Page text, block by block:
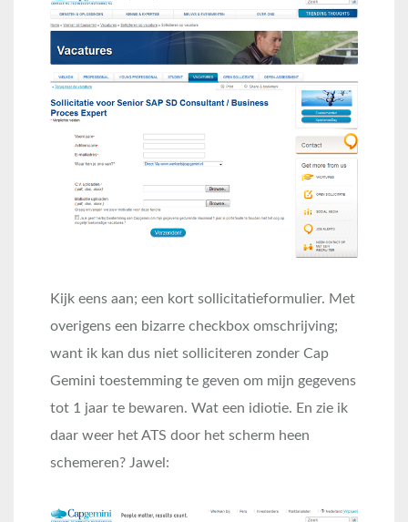
Kijk eens aan; een kort sollicitatieformulier. Met
overigens een bizarre checkbox omschrijving;
want ik kan dus niet solliciteren zonder Cap
Gemini toestemming te geven om mijn gegevens
tot 1 jaar te bewaren. Wat een idiotie. En zie ik
daar weer het ATS door het scherm heen
schemeren? Jawel: